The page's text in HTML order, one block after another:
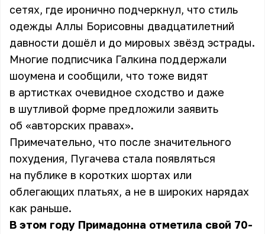
сетях, где иронично подчеркнул, что стиль
одежды Аллы Борисовны двадцатилетний
давности дошёл и до мировых звёзд эстрады.
Многие подписчика Галкина поддержали
шоумена и сообщили, что тоже видят
в артистках очевидное сходство и даже
в шутливой форме предложили заявить
об «авторских правах».
Примечательно, что после значительного
похудения, Пугачева стала появляться
на публике в коротких шортах или
облегающих платьях, а не в широких нарядах
как раньше.
В этом году Примадонна отметила свой 70-